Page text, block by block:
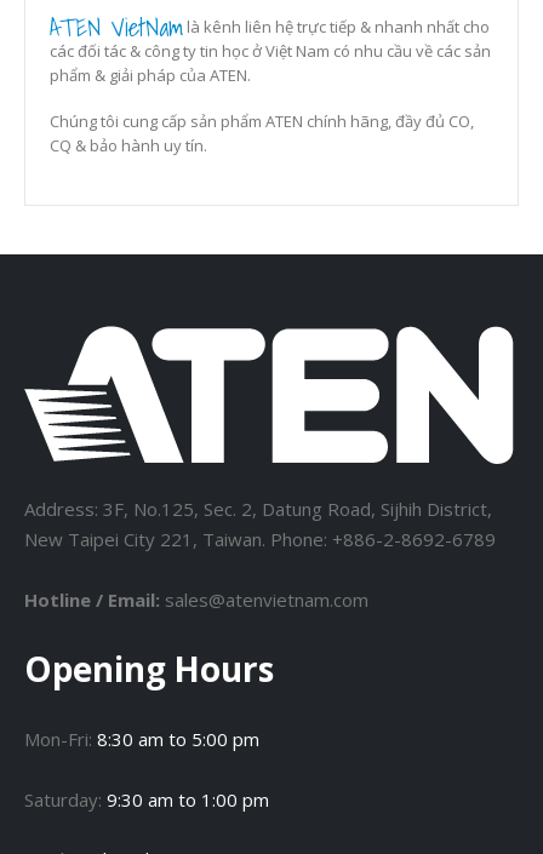
ATEN VietNam là kênh liên hệ trực tiếp & nhanh nhất cho
các đối tác & công ty tin học ở Việt Nam có nhu cầu về các sản
phẩm & giải pháp của ATEN.
Chúng tôi cung cấp sản phẩm ATEN chính hãng, đầy đủ CO,
CQ & bảo hành uy tín.
Address: 3F, No.125, Sec. 2, Datung Road, Sijhih District,
New Taipei City 221, Taiwan. Phone: +886-2-8692-6789
Hotline / Email: sales@atenvietnam.com
Opening Hours
Mon-Fri: 8:30 am to 5:00 pm
Saturday: 9:30 am to 1:00 pm